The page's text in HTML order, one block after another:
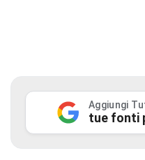
Aggiungi
tue fonti